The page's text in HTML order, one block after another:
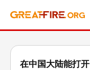
在中国大陆能打开